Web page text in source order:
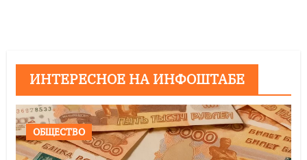
ИНТЕРЕСНОЕ НА ИНФОШТАБЕ
ОБЩЕСТВО